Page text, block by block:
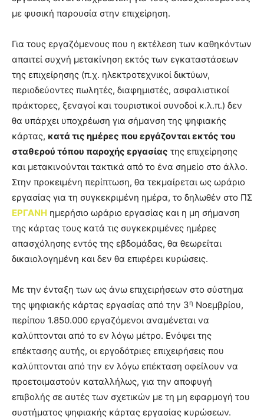
με φυσική παρουσία στην επιχείρηση.
Για τους εργαζόμενους που η εκτέλεση των καθηκόντων
απαιτεί συχνή μετακίνηση εκτός των εγκαταστάσεων
της επιχείρησης (π.χ. ηλεκτροτεχνικοί δικτύων,
περιοδεύοντες πωλητές, διαφημιστές, ασφαλιστικοί
πράκτορες, ξεναγοί και τουριστικοί συνοδοί κ.λ.π.) δεν
θα υπάρχει υποχρέωση για σήμανση της ψηφιακής
κάρτας, κατά τις ημέρες που εργάζονται εκτός του
σταθερού τόπου παροχής εργασίας της επιχείρησης
και μετακινούνται τακτικά από το ένα σημείο στο άλλο.
Στην προκειμένη περίπτωση, θα τεκμαίρεται ως ωράριο
εργασίας για τη συγκεκριμένη ημέρα, το δηλωθέν στο ΠΣ
ΕΡΓΑΝΗ ημερήσιο ωράριο εργασίας και η μη σήμανση
της κάρτας τους κατά τις συγκεκριμένες ημέρες
απασχόλησης εντός της εβδομάδας, θα θεωρείται
δικαιολογημένη και δεν θα επιφέρει κυρώσεις.
Με την ένταξη των ως άνω επιχειρήσεων στο σύστημα
της ψηφιακής κάρτας εργασίας από την 3η Νοεμβρίου,
περίπου 1.850.000 εργαζόμενοι αναμένεται να
καλύπτονται από το εν λόγω μέτρο. Ενόψει της
επέκτασης αυτής, οι εργοδότριες επιχειρήσεις που
καλύπτονται από την εν λόγω επέκταση οφείλουν να
προετοιμαστούν καταλλήλως, για την αποφυγή
επιβολής σε αυτές των σχετικών με τη μη εφαρμογή του
συστήματος ψηφιακής κάρτας εργασίας κυρώσεων.